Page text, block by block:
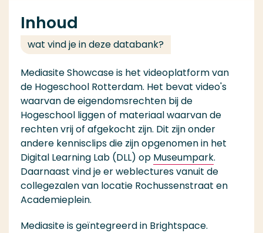
Inhoud
wat vind je in deze databank?
Mediasite Showcase is het videoplatform van
de Hogeschool Rotterdam. Het bevat video's
waarvan de eigendomsrechten bij de
Hogeschool liggen of materiaal waarvan de
rechten vrij of afgekocht zijn. Dit zijn onder
andere kennisclips die zijn opgenomen in het
Digital Learning Lab (DLL) op Museumpark.
Daarnaast vind je er weblectures vanuit de
collegezalen van locatie Rochussenstraat en
Academieplein.
Mediasite is geïntegreerd in Brightspace.